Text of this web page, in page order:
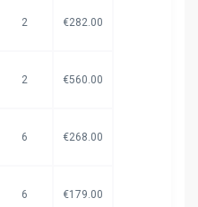
2 €282.00
2 €560.00
6 €268.00
6 €179.00